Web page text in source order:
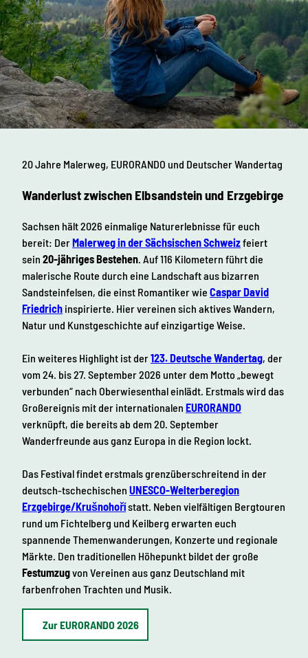
20 Jahre Malerweg, EURORANDO und Deutscher Wandertag
Wanderlust zwischen Elbsandstein und Erzgebirge
Sachsen hält 2026 einmalige Naturerlebnisse für euch
bereit: DerMalerweg in der Sächsischen Schweizfeiert
sein 20-jähriges Bestehen. Auf 116 Kilometern führt die
malerische Route durch eine Landschaft aus bizarren
Sandsteinfelsen, die einst Romantiker wie Caspar David
Friedrich inspirierte. Hier vereinen sich aktives Wandern,
Natur und Kunstgeschichte auf einzigartige Weise.
Ein weiteres Highlight ist der123. Deutsche Wandertag, der
vom 24. bis 27. September 2026 unter dem Motto „bewegt
verbunden“ nach Oberwiesenthal einlädt. Erstmals wird das
Großereignis mit der internationalen EURORANDO
verknüpft, die bereits ab dem 20. September
Wanderfreunde aus ganz Europa in die Region lockt.
Das Festival findet erstmals grenzüberschreitend in der
deutsch-tschechischen UNESCO-Welterberegion
Erzgebirge/Krušnohořístatt. Neben vielfältigen Bergtouren
rund um Fichtelberg und Keilberg erwarten euch
spannende Themenwanderungen, Konzerte und regionale
Märkte. Den traditionellen Höhepunkt bildet der große
Festumzugvon Vereinen aus ganz Deutschland mit
farbenfrohen Trachten und Musik.
Zur EURORANDO 2026